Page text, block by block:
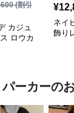
(割引
カジュ
ロウカ
¥
ネイ
飾り
ーカーの